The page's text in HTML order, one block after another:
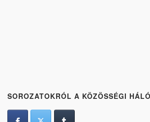
SOROZATOKRÓL A KÖZÖSSÉGI